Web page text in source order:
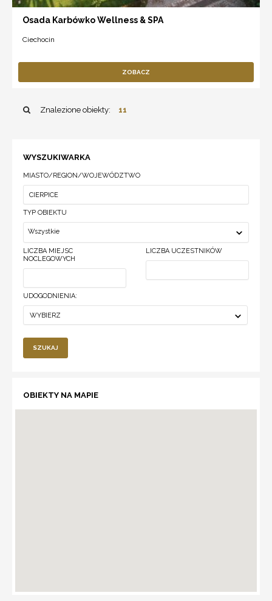
Osada Karbówko Wellness & SPA
Ciechocin
ZOBACZ
Znalezione obiekty: 11
WYSZUKIWARKA
MIASTO/REGION/WOJEWÓDZTWO
TYP OBIEKTU
Wszystkie
LICZBA MIEJSC
NOCLEGOWYCH
LICZBA UCZESTNIKÓW
UDOGODNIENIA:
WYBIERZ
SZUKAJ
OBIEKTY NA MAPIE